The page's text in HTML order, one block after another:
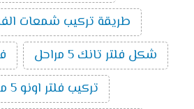
طريقة تركيب شمعات الفلتر 5
شكل فلتر تانك 5 مراحل
تركيب فلتر اونو 5 مراحل